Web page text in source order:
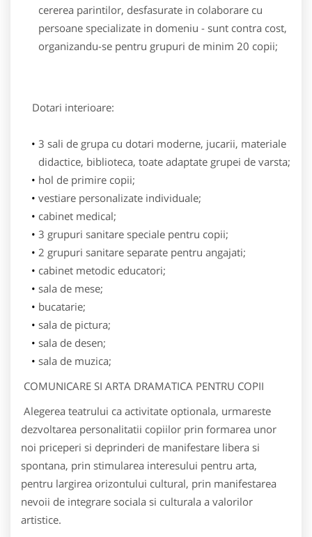
cererea parintilor, desfasurate in colaborare cu
persoane specializate in domeniu - sunt contra cost,
organizandu-se pentru grupuri de minim 20 copii;
Dotari interioare:
3 sali de grupa cu dotari moderne, jucarii, materiale
didactice, biblioteca, toate adaptate grupei de varsta;
hol de primire copii;
vestiare personalizate individuale;
cabinet medical;
3 grupuri sanitare speciale pentru copii;
2 grupuri sanitare separate pentru angajati;
cabinet metodic educatori;
sala de mese;
bucatarie;
sala de pictura;
sala de desen;
sala de muzica;
COMUNICARE SI ARTA DRAMATICA PENTRU COPII
Alegerea teatrului ca activitate optionala, urmareste
dezvoltarea personalitatii copiilor prin formarea unor
noi priceperi si deprinderi de manifestare libera si
spontana, prin stimularea interesului pentru arta,
pentru largirea orizontului cultural, prin manifestarea
nevoii de integrare sociala si culturala a valorilor
artistice.